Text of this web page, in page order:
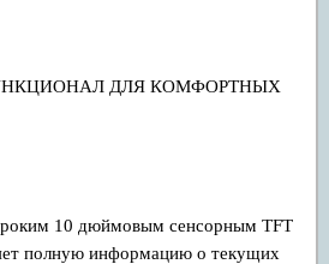
ДЛЯ КОМФОРТНЫХ
10 дюймовым сенсорным TFT
полную информацию о текущих